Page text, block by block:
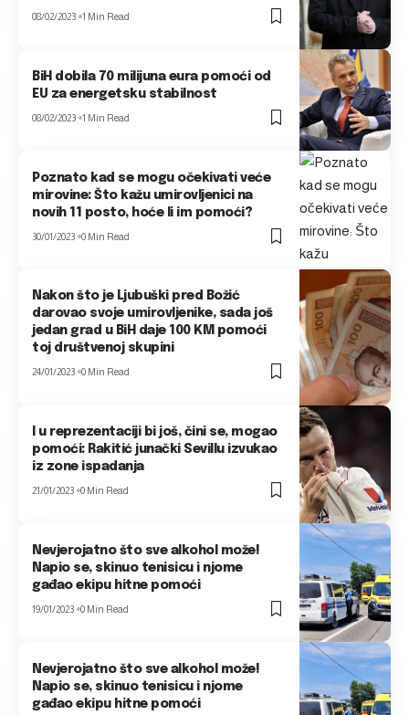
08/02/2023 1 Min Read
BiH dobila 70 milijuna eura pomoći od
EU za energetsku stabilnost
08/02/2023 1 Min Read
Poznato kad se mogu očekivati veće
mirovine: Što kažu umirovljenici na
novih 11 posto, hoće li im pomoći?
30/01/2023 0 Min Read
Nakon što je Ljubuški pred Božić
darovao svoje umirovljenike, sada još
jedan grad u BiH daje 100 KM pomoći
toj društvenoj skupini
24/01/2023 0 Min Read
I u reprezentaciji bi još, čini se, mogao
pomoći: Rakitić junački Sevillu izvukao
iz zone ispadanja
21/01/2023 0 Min Read
Nevjerojatno što sve alkohol može!
Napio se, skinuo tenisicu i njome
gađao ekipu hitne pomoći
19/01/2023 0 Min Read
Nevjerojatno što sve alkohol može!
Napio se, skinuo tenisicu i njome
gađao ekipu hitne pomoći